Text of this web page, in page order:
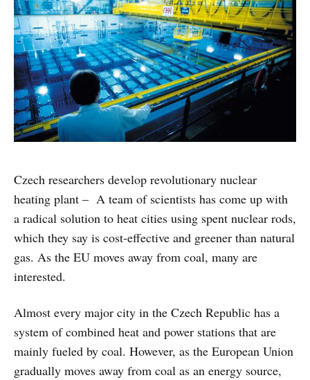
Czech researchers develop revolutionary nuclear
heating plant – A team of scientists has come up with
a radical solution to heat cities using spent nuclear rods,
which they say is cost-effective and greener than natural
gas. As the EU moves away from coal, many are
interested.
Almost every major city in the Czech Republic has a
system of combined heat and power stations that are
mainly fueled by coal. However, as the European Union
gradually moves away from coal as an energy source,